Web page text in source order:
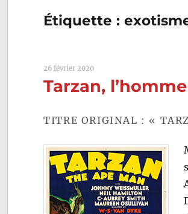
Étiquette :
26 février 2020
Tarzan,
TITRE ORIGINAL : «